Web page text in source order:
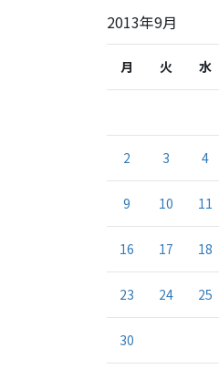
2013年9月
月 火 水
2 3 4
9 10 11
16 17 18
23 24 25
30